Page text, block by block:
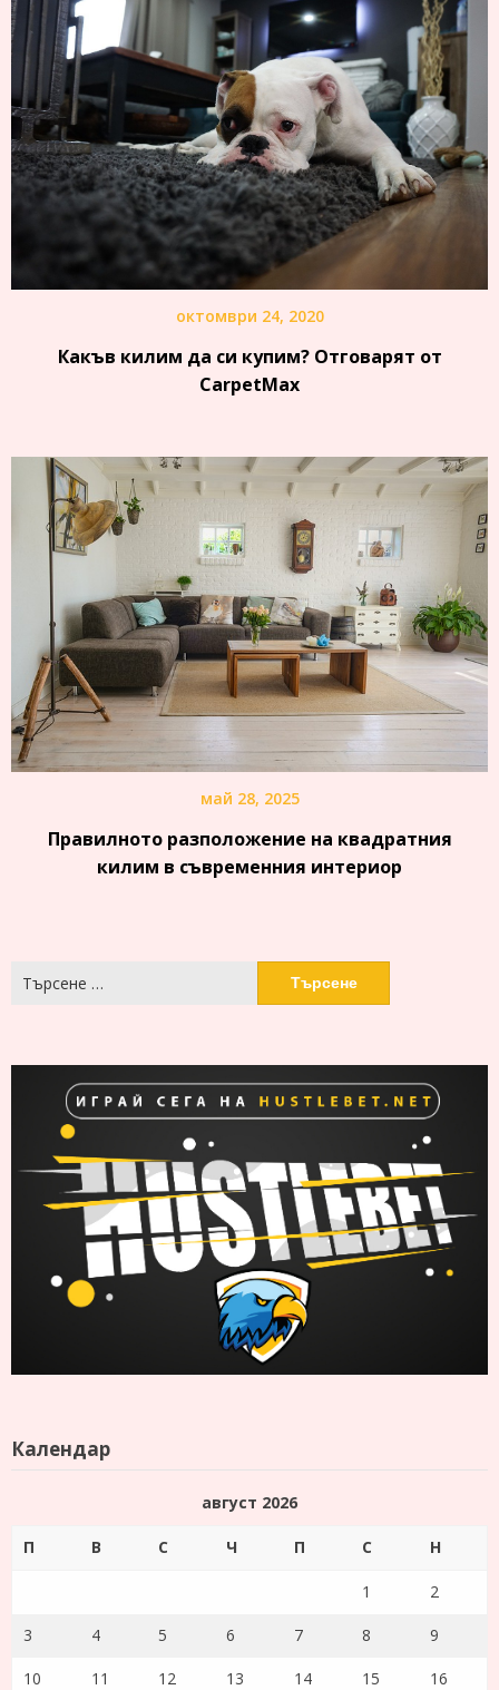
октомври 24, 2020
Какъв килим да си купим? Отговарят от
CarpetMax
май 28, 2025
Правилното разположение на квадратния
килим в съвременния интериор
за:
Календар
август 2026
П В С Ч П С Н
1 2
3 4 5 6 7 8 9
10 11 12 13 14 15 16